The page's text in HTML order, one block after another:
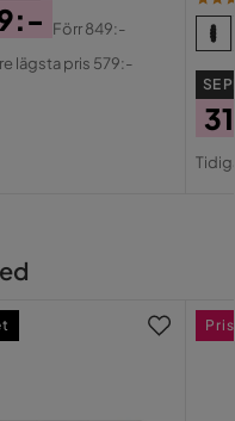
Förr849:-
lägsta pris 579:-
SE